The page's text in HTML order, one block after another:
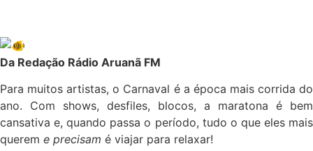
Da Redação Rádio Aruanã FM
Para muitos artistas, o Carnaval é a época mais corrida do
ano. Com shows, desfiles, blocos, a maratona é bem
cansativa e, quando passa o período, tudo o que eles mais
querem e precisam é viajar para relaxar!